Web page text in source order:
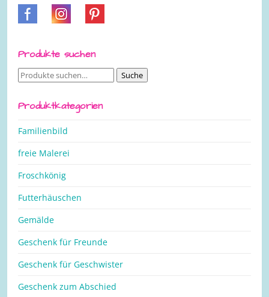
Produkte suchen
Suche
Suche
Produktkategorien
Familienbild
freie Malerei
Froschkönig
Futterhäuschen
Gemälde
Geschenk für Freunde
Geschenk für Geschwister
Geschenk zum Abschied